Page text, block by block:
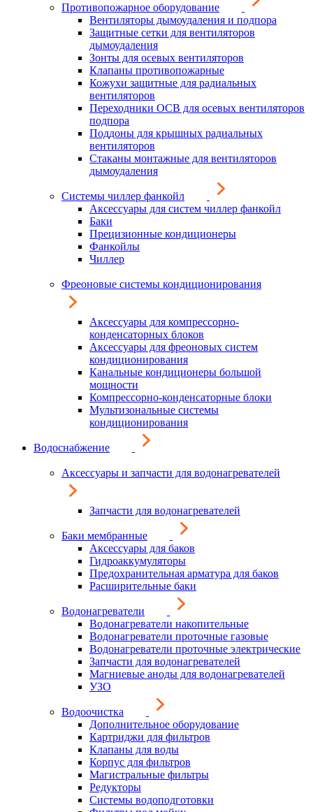
Противопожарное оборудование
Вентиляторы дымоудаления и подпора
Защитные сетки для вентиляторов
дымоудаления
Зонты для осевых вентиляторов
Клапаны противопожарные
Кожухи защитные для радиальных
вентиляторов
Переходники ОСВ для осевых вентиляторов
подпора
Поддоны для крышных радиальных
вентиляторов
Стаканы монтажные для вентиляторов
дымоудаления
Системы чиллер фанкойл
Аксессуары для систем чиллер фанкойл
Баки
Прецизионные кондиционеры
Фанкойлы
Чиллер
Фреоновые системы кондиционирования
Аксессуары для компрессорно-
конденсаторных блоков
Аксессуары для фреоновых систем
кондиционирования
Канальные кондиционеры большой
мощности
Компрессорно-конденсаторные блоки
Мультизональные системы
кондиционирования
Водоснабжение
Аксессуары и запчасти для водонагревателей
Запчасти для водонагревателей
Баки мембранные
Аксессуары для баков
Гидроаккумуляторы
Предохранительная арматура для баков
Расширительные баки
Водонагреватели
Водонагреватели накопительные
Водонагреватели проточные газовые
Водонагреватели проточные электрические
Запчасти для водонагревателей
Магниевые аноды для водонагревателей
УЗО
Водоочистка
Дополнительное оборудование
Картриджи для фильтров
Клапаны для воды
Корпус для фильтров
Магистральные фильтры
Редукторы
Системы водоподготовки